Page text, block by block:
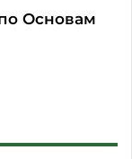
Основам